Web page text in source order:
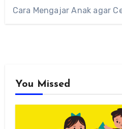
Cara Mengajar Anak agar
You Missed